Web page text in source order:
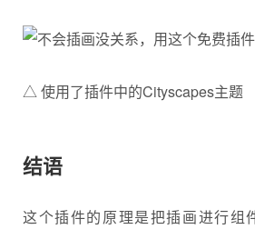
△ 使用了插件中的Cityscapes主题
结语
这个插件的原理是把插画进行组